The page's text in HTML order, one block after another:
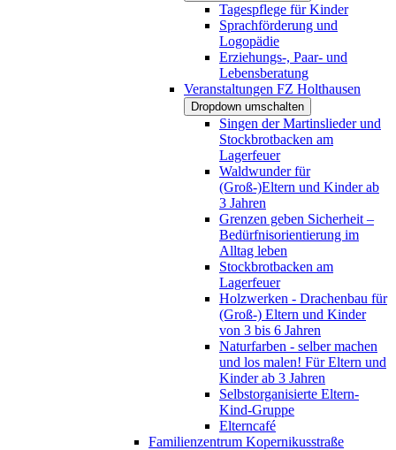
Tagespflege für Kinder
Sprachförderung und
Logopädie
Erziehungs-, Paar- und
Lebensberatung
Veranstaltungen FZ Holthausen
Dropdown umschalten
Singen der Martinslieder und
Stockbrotbacken am
Lagerfeuer
Waldwunder für
(Groß-)Eltern und Kinder ab
3 Jahren
Grenzen geben Sicherheit –
Bedürfnisorientierung im
Alltag leben
Stockbrotbacken am
Lagerfeuer
Holzwerken - Drachenbau für
(Groß-) Eltern und Kinder
von 3 bis 6 Jahren
Naturfarben - selber machen
und los malen! Für Eltern und
Kinder ab 3 Jahren
Selbstorganisierte Eltern-
Kind-Gruppe
Elterncafé
Familienzentrum Kopernikusstraße